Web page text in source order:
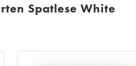
Spatlese White